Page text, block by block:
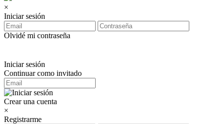
×
Iniciar sesión
Olvidé mi contraseña
Iniciar sesión
Continuar como invitado
Crear una cuenta
×
Registrarme